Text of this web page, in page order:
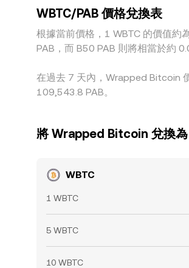
WBTC/PAB 價格兌換表
根據當前價格，1 WBTC 的價值
PAB，而 B50 PAB 則將相當於約
在過去 7 天內，Wrapped Bitcoin
109,543.8 PAB。
將 Wrapped Bitcoin 兌換
WBTC
1 WBTC
5 WBTC
10 WBTC